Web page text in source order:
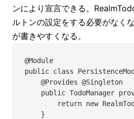
ンにより宣言できる。
ルトンの設定をする必要がなく
が書きやすくなる。
@Module
public class
    @Provides @Singleton
public TodoManager
return new
    }